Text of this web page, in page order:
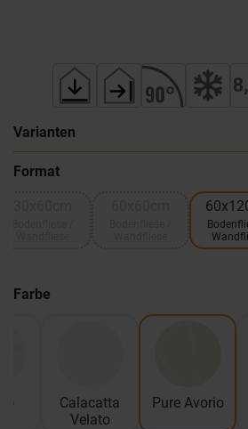
Varianten
Format
Farbe
Calacatta
Velato
Pure Avorio